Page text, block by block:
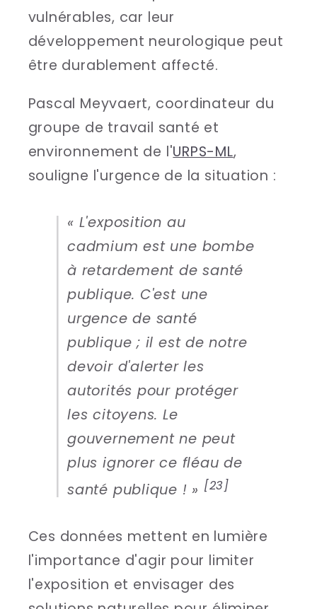
vulnérables, car leur
développement neurologique peut
être durablement affecté.
Pascal Meyvaert, coordinateur du
groupe de travail santé et
environnement de l'URPS-ML,
souligne l'urgence de la situation :
« L'exposition au
cadmium est une bombe
à retardement de santé
publique. C'est une
urgence de santé
publique ; il est de notre
devoir d'alerter les
autorités pour protéger
les citoyens. Le
gouvernement ne peut
plus ignorer ce fléau de
santé publique ! » [23]
Ces données mettent en lumière
l'importance d'agir pour limiter
l'exposition et envisager des